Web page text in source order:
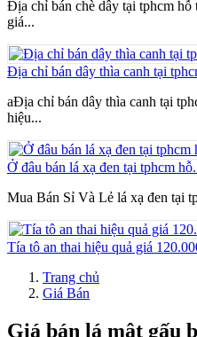
Địa chỉ bán chè dây tại tphcm hỗ
giá...
Địa chỉ bán dây thìa canh tại
aĐịa chỉ bán dây thìa canh tại
hiệu...
Ở đâu bán lá xạ đen tại tphcm
Mua Bán Sỉ Và Lẻ lá xạ đen tại
Tía tô an thai hiệu quả giá
Trang chủ
Giá Bán
Giá bán lá mật gấu